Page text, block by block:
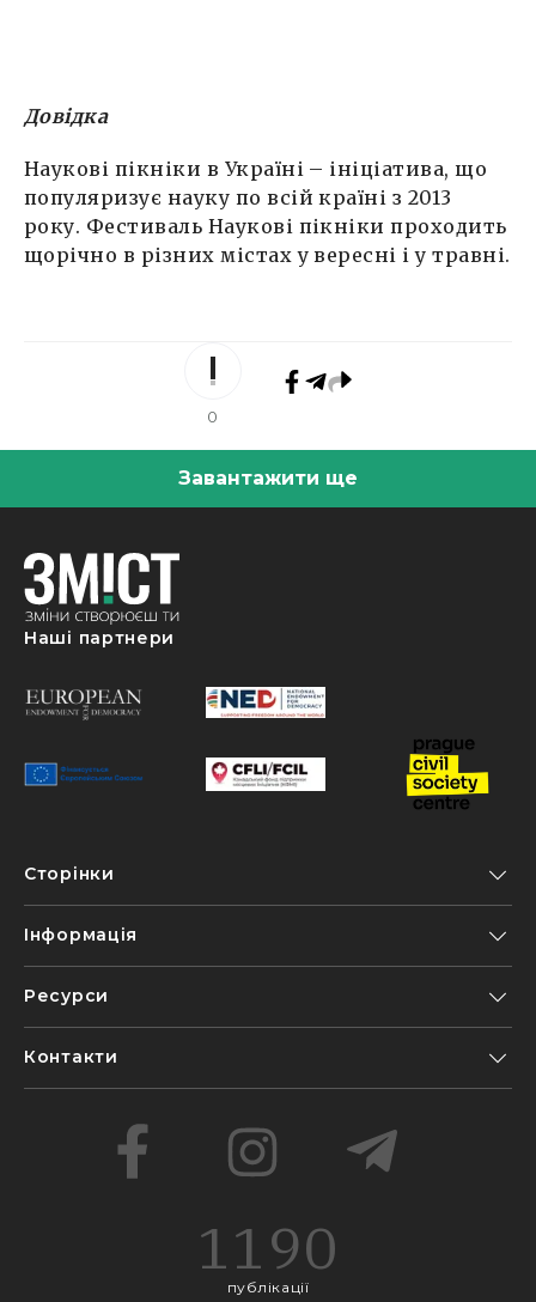
Довідка
Наукові пікніки в Україні – ініціатива, що
популяризує науку по всій країні з 2013
року. Фестиваль Наукові пікніки проходить
щорічно в різних містах у вересні і у травні.
0
Завантажити ще
Наші партнери
Сторінки
Інформація
Ресурси
Контакти
1190
публікації